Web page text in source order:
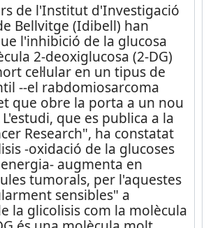
de l'Institut d'Investigació
Bellvitge (Idibell) han
l'inhibició de la glucosa
2-deoxiglucosa (2-DG)
cel·lular en un tipus de
--el rabdomiosarcoma
que obre la porta a un nou
que es publica a la
Research", ha constatat
-oxidació de la glucoses
augmenta en
tumorals, per l'aquestes
sensibles" a
la glicolisis com la molècula